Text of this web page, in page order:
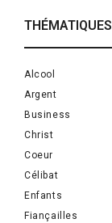
THÉMATIQUES
Alcool
Argent
Business
Christ
Coeur
Célibat
Enfants
Fiançailles